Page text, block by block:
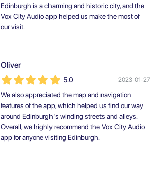
Edinburgh is a charming and historic city, and the
Vox City Audio app helped us make the most of
our visit.
Oliver
5.0 2023-01-27
We also appreciated the map and navigation
features of the app, which helped us find our way
around Edinburgh's winding streets and alleys.
Overall, we highly recommend the Vox City Audio
app for anyone visiting Edinburgh.